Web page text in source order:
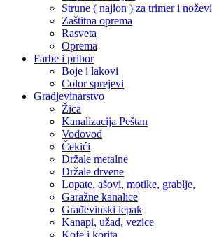
Strune ( najlon ) za trimer i noževi
Zaštitna oprema
Rasveta
Oprema
Farbe i pribor
Boje i lakovi
Color sprejevi
Gradjevinarstvo
Žica
Kanalizacija Peštan
Vodovod
Čekići
Držale metalne
Držale drvene
Lopate, ašovi, motike, grablje,
Garažne kanalice
Građevinski lepak
Kanapi, užad, vezice
Kofe i korita